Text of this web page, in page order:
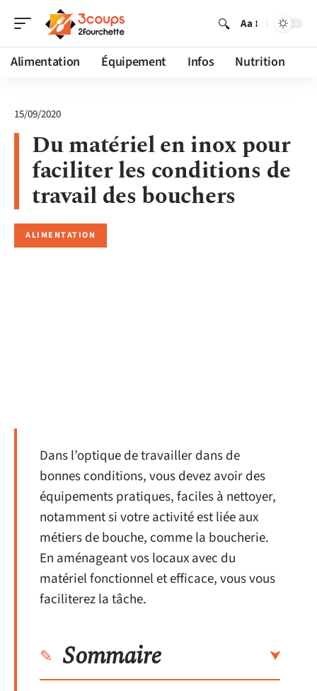
Aa
Alimentation Équipement Infos Nutrition
15/09/2020
Du matériel en inox pour
faciliter les conditions de
travail des bouchers
ALIMENTATION
Dans l’optique de travailler dans de
bonnes conditions, vous devez avoir des
équipements pratiques, faciles à nettoyer,
notamment si votre activité est liée aux
métiers de bouche, comme la boucherie.
En aménageant vos locaux avec du
matériel fonctionnel et efficace, vous vous
faciliterez la tâche.
Sommaire